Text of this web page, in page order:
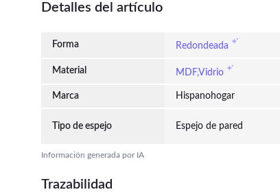
Detalles del artículo
Forma Redondeada
Material MDF,Vidrio
Marca Hispanohogar
Tipo de espejo Espejo de pared
Información generada por IA
Trazabilidad